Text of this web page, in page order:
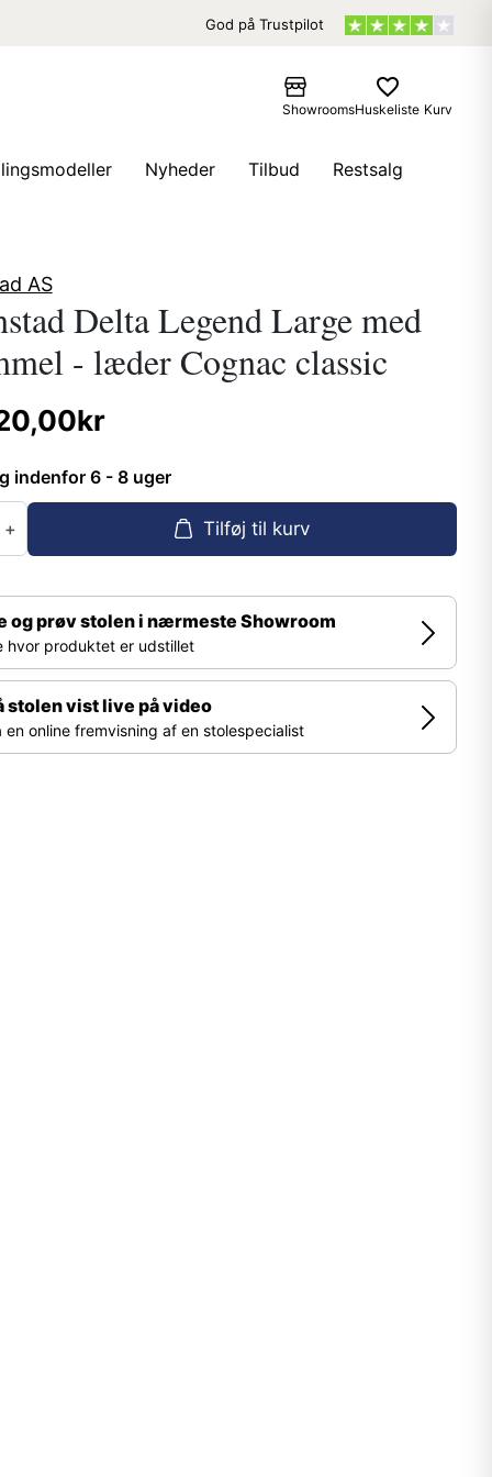
God på Trustpilot
ShowroomsHuskeliste
favorite_border
Kurv
Nyheder Tilbud Restsalg
AS
Delta Legend Large med
- læder Cognac classic
indenfor 6 - 8 uger
+ Tilføj til kurv
og prøv stolen i nærmeste Showroom
hvor produktet er udstillet
stolen vist live på video
en online fremvisning af en stolespecialist